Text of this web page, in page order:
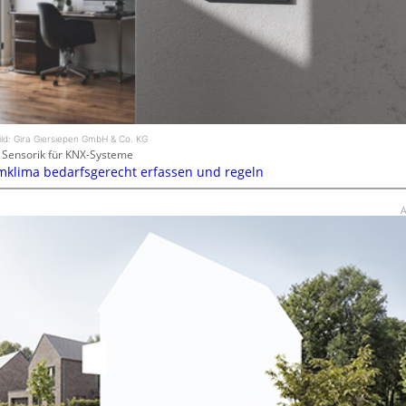
Gira Giersiepen GmbH & Co. KG
für KNX-Systeme
bedarfsgerecht erfassen und regeln